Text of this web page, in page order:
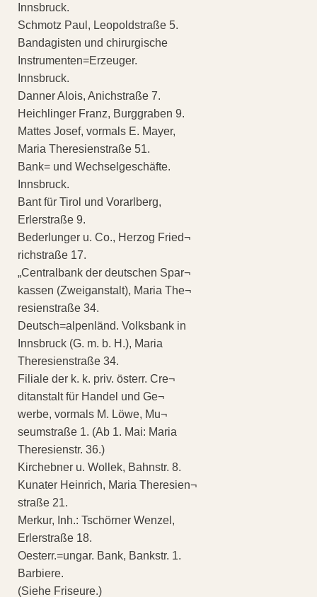
Innsbruck.
Schmotz Paul, Leopoldstraße 5.
Bandagisten und chirurgische
Instrumenten=Erzeuger.
Innsbruck.
Danner Alois, Anichstraße 7.
Heichlinger Franz, Burggraben 9.
Mattes Josef, vormals E. Mayer,
Maria Theresienstraße 51.
Bank= und Wechselgeschäfte.
Innsbruck.
Bant für Tirol und Vorarlberg,
Erlerstraße 9.
Bederlunger u. Co., Herzog Fried¬
richstraße 17.
„Centralbank der deutschen Spar¬
kassen (Zweiganstalt), Maria The¬
resienstraße 34.
Deutsch=alpenländ. Volksbank in
Innsbruck (G. m. b. H.), Maria
Theresienstraße 34.
Filiale der k. k. priv. österr. Cre¬
ditanstalt für Handel und Ge¬
werbe, vormals M. Löwe, Mu¬
seumstraße 1. (Ab 1. Mai: Maria
Theresienstr. 36.)
Kirchebner u. Wollek, Bahnstr. 8.
Kunater Heinrich, Maria Theresien¬
straße 21.
Merkur, Inh.: Tschörner Wenzel,
Erlerstraße 18.
Oesterr.=ungar. Bank, Bankstr. 1.
Barbiere.
(Siehe Friseure.)